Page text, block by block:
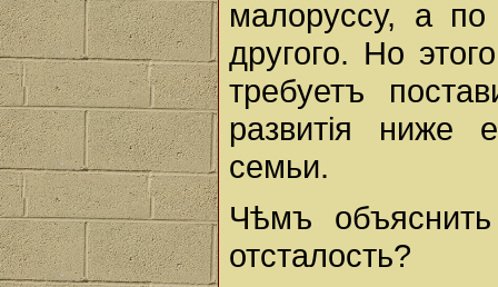
малоруссу, а по
другого. Но
требуетъ
развитiя ниже
семьи.
Чѣмъ объяснить
отсталость?